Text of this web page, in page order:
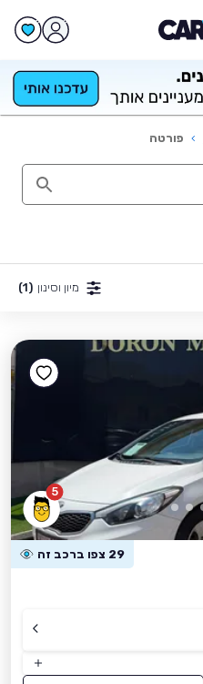
› פורטה
מיון וסינון (1)
5
29 צפו ברכב זה